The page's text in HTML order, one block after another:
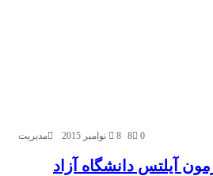
مدیریت 8 نوامبر 2015 0
8
آيلتس دانشگاه آزاد